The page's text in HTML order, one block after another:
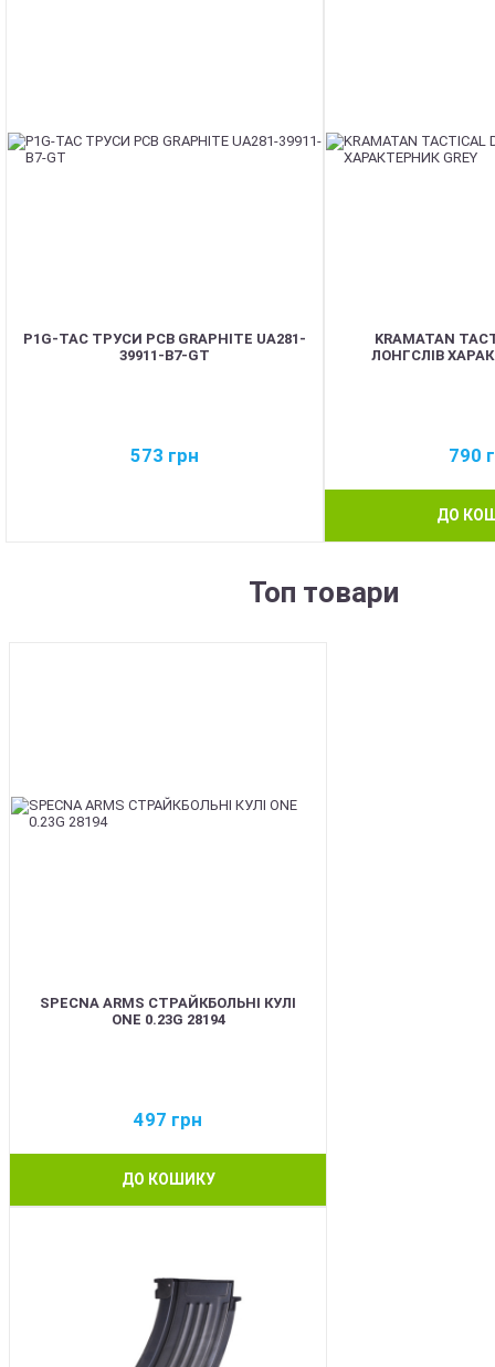
P1G-TAC ТРУСИ PCB GRAPHITE UA281-
39911-B7-GT
573 грн
KRAMATAN
ЛОНГСЛІВ
790
ДО
Топ товари
SPECNA ARMS СТРАЙКБОЛЬНІ КУЛІ
ONE 0.23G 28194
497 грн
ДО КОШИКУ